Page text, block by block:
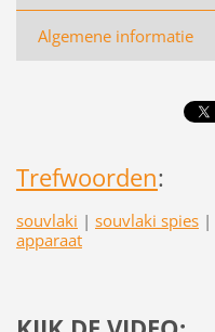
Algemene informatie
Trefwoorden:
souvlaki | souvlaki spies |
apparaat